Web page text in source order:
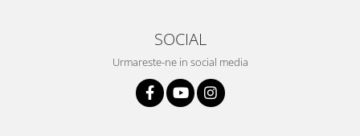
SOCIAL
Urmareste-ne in social media